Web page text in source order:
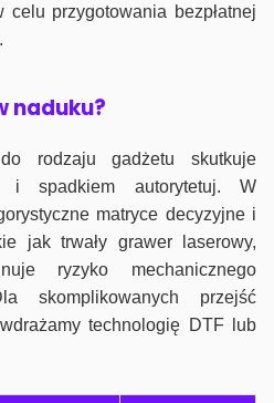
celu przygotowania bezpłatnej
naduku?
rodzaju gadżetu skutkuje
i spadkiem autorytetuj. W
matryce decyzyjne i
jak trwały grawer laserowy,
ryzyko mechanicznego
skomplikowanych przejść
technologię DTF lub